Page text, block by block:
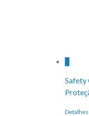
Safety
Detalhes